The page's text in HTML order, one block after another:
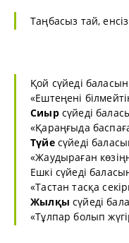
Таңбасыз тай, енсіз
Қой сүйеді
«Ештеңені
Сиырсүйеді
«Қараңғыда
Түйесүйеді
«Жаудыраған
Ешкі сүйеді
«Тастан тасқа
Жылқы сүйеді
«Тұлпар болып